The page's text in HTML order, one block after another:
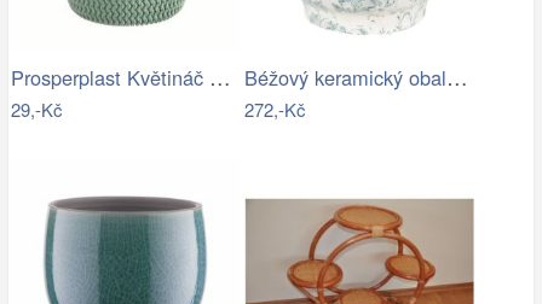
Prosperplast Květináč Splofy šalvěj,…
29,-Kč
Béžový keramický obal na květináč se…
272,-Kč